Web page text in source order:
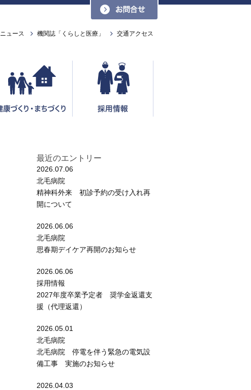
ニュース 機関誌「くらしと医療」 交通アクセス
お問い合わせ
最近のエントリー
2026.07.06
北毛病院
精神科外来 初診予約の受け入れ再
開について
2026.06.06
北毛病院
思春期デイケア再開のお知らせ
2026.06.06
採用情報
2027年度卒業予定者 奨学金返還支
援（代理返還）
2026.05.01
北毛病院
北毛病院 停電を伴う緊急の電気設
備工事 実施のお知らせ
2026.04.03